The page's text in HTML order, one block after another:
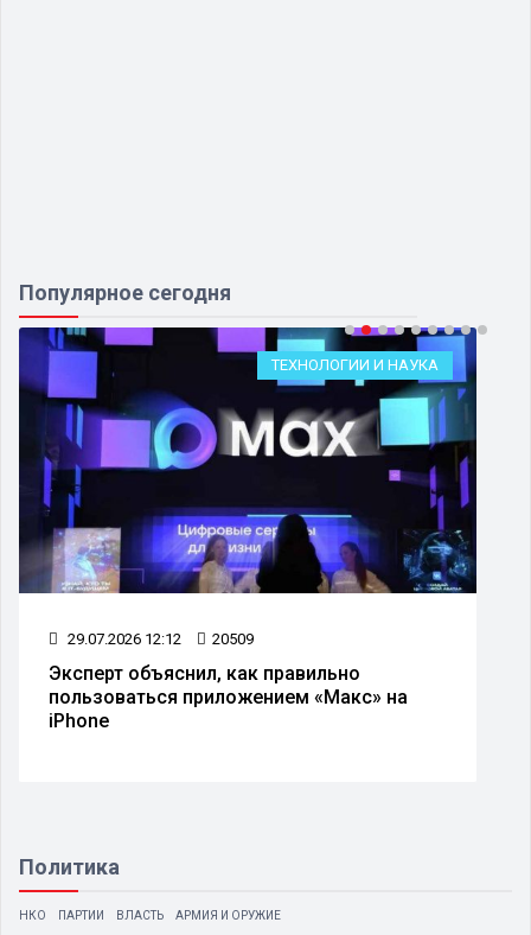
Популярное сегодня
ТЕХНОЛОГИИ И НАУКА
29.07.2026 12:12 20509
Эксперт объяснил, как правильно
пользоваться приложением «Макс» на
iPhone
Политика
НКО ПАРТИИ ВЛАСТЬ АРМИЯ И ОРУЖИЕ